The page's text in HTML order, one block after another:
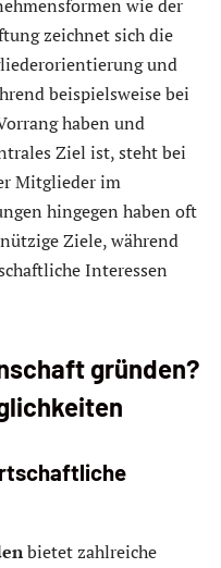
wie der
zeichnet sich die
und
beispielsweise bei
haben und
Ziel ist, steht bei
Mitglieder im
hingegen haben oft
Ziele, während
Interessen
gründen?
bietet zahlreiche